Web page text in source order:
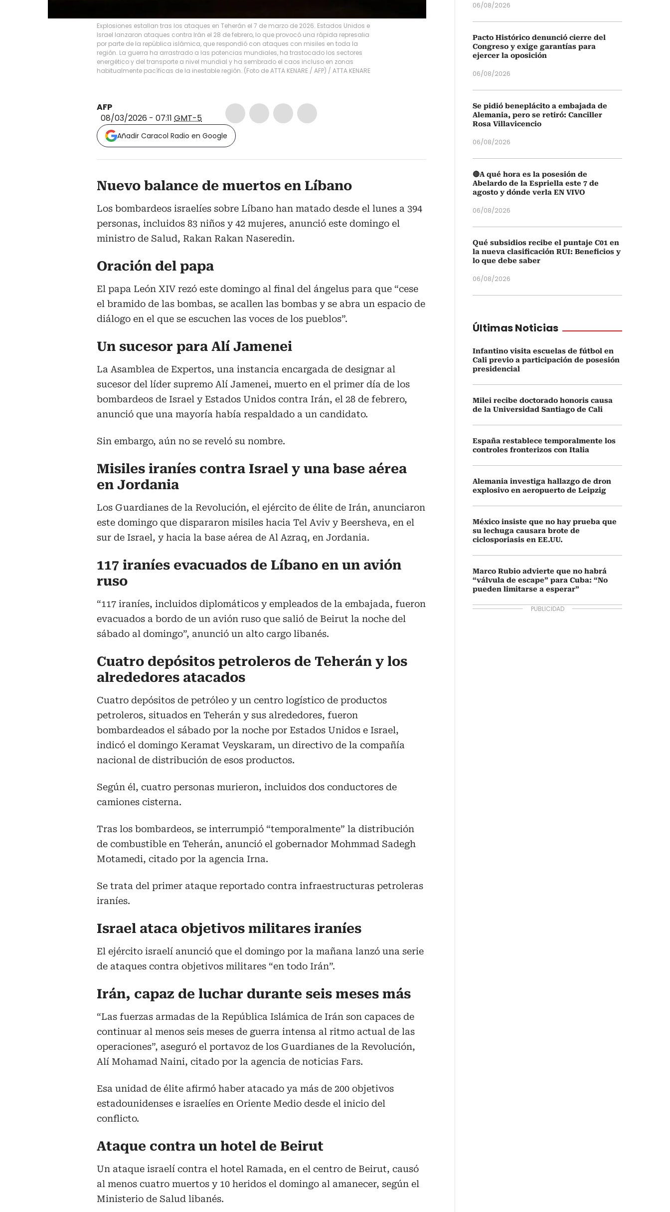
Explosiones estallan tras los ataques en Teherán el 7 de marzo de 2026. Estados Unidos e
Israel lanzaron ataques contra Irán el 28 de febrero, lo que provocó una rápida represalia
por parte de la república islámica, que respondió con ataques con misiles en toda la
región. La guerra ha arrastrado a las potencias mundiales, ha trastocado los sectores
energético y del transporte a nivel mundial y ha sembrado el caos incluso en zonas
habitualmente pacíficas de la inestable región. (Foto de ATTA KENARE / AFP) / ATTA KENARE
AFP
08/03/2026 - 07:11 GMT-5
Añadir Caracol Radio en Google
Nuevo balance de muertos en Líbano
Los bombardeos israelíes sobre Líbano han matado desde el lunes a 394
personas, incluidos 83 niños y 42 mujeres, anunció este domingo el
ministro de Salud, Rakan Rakan Naseredin.
Oración del papa
El papa León XIV rezó este domingo al final del ángelus para que “cese
el bramido de las bombas, se acallen las bombas y se abra un espacio de
diálogo en el que se escuchen las voces de los pueblos”.
Un sucesor para Alí Jamenei
La Asamblea de Expertos, una instancia encargada de designar al
sucesor del líder supremo Alí Jamenei, muerto en el primer día de los
bombardeos de Israel y Estados Unidos contra Irán, el 28 de febrero,
anunció que una mayoría había respaldado a un candidato.
Sin embargo, aún no se reveló su nombre.
Misiles iraníes contra Israel y una base aérea
en Jordania
Los Guardianes de la Revolución, el ejército de élite de Irán, anunciaron
este domingo que dispararon misiles hacia Tel Aviv y Beersheva, en el
sur de Israel, y hacia la base aérea de Al Azraq, en Jordania.
117 iraníes evacuados de Líbano en un avión
ruso
“117 iraníes, incluidos diplomáticos y empleados de la embajada, fueron
evacuados a bordo de un avión ruso que salió de Beirut la noche del
sábado al domingo”, anunció un alto cargo libanés.
Cuatro depósitos petroleros de Teherán y los
alrededores atacados
Cuatro depósitos de petróleo y un centro logístico de productos
petroleros, situados en Teherán y sus alrededores, fueron
bombardeados el sábado por la noche por Estados Unidos e Israel,
indicó el domingo Keramat Veyskaram, un directivo de la compañía
nacional de distribución de esos productos.
Según él, cuatro personas murieron, incluidos dos conductores de
camiones cisterna.
Tras los bombardeos, se interrumpió “temporalmente” la distribución
de combustible en Teherán, anunció el gobernador Mohmmad Sadegh
Motamedi, citado por la agencia Irna.
Se trata del primer ataque reportado contra infraestructuras petroleras
iraníes.
Israel ataca objetivos militares iraníes
El ejército israelí anunció que el domingo por la mañana lanzó una serie
de ataques contra objetivos militares “en todo Irán”.
Irán, capaz de luchar durante seis meses más
“Las fuerzas armadas de la República Islámica de Irán son capaces de
continuar al menos seis meses de guerra intensa al ritmo actual de las
operaciones”, aseguró el portavoz de los Guardianes de la Revolución,
Alí Mohamad Naini, citado por la agencia de noticias Fars.
Esa unidad de élite afirmó haber atacado ya más de 200 objetivos
estadounidenses e israelíes en Oriente Medio desde el inicio del
conflicto.
Ataque contra un hotel de Beirut
Un ataque israelí contra el hotel Ramada, en el centro de Beirut, causó
al menos cuatro muertos y 10 heridos el domingo al amanecer, según el
Ministerio de Salud libanés.
06/08/2026
Pacto Histórico denunció cierre del
Congreso y exige garantías para
ejercer la oposición
06/08/2026
Se pidió beneplácito a embajada de
Alemania, pero se retiró: Canciller
Rosa Villavicencio
06/08/2026
🔴A qué hora es la posesión de
Abelardo de la Espriella este 7 de
agosto y dónde verla EN VIVO
06/08/2026
Qué subsidios recibe el puntaje C01 en
la nueva clasificación RUI: Beneficios y
lo que debe saber
06/08/2026
Últimas Noticias
Infantino visita escuelas de fútbol en
Cali previo a participación de posesión
presidencial
Milei recibe doctorado honoris causa
de la Universidad Santiago de Cali
España restablece temporalmente los
controles fronterizos con Italia
Alemania investiga hallazgo de dron
explosivo en aeropuerto de Leipzig
México insiste que no hay prueba que
su lechuga causara brote de
ciclosporiasis en EE.UU.
Marco Rubio advierte que no habrá
“válvula de escape” para Cuba: “No
pueden limitarse a esperar”